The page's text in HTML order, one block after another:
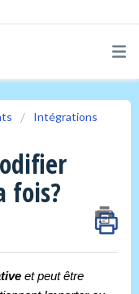
Intégrations
fois?
et peut être